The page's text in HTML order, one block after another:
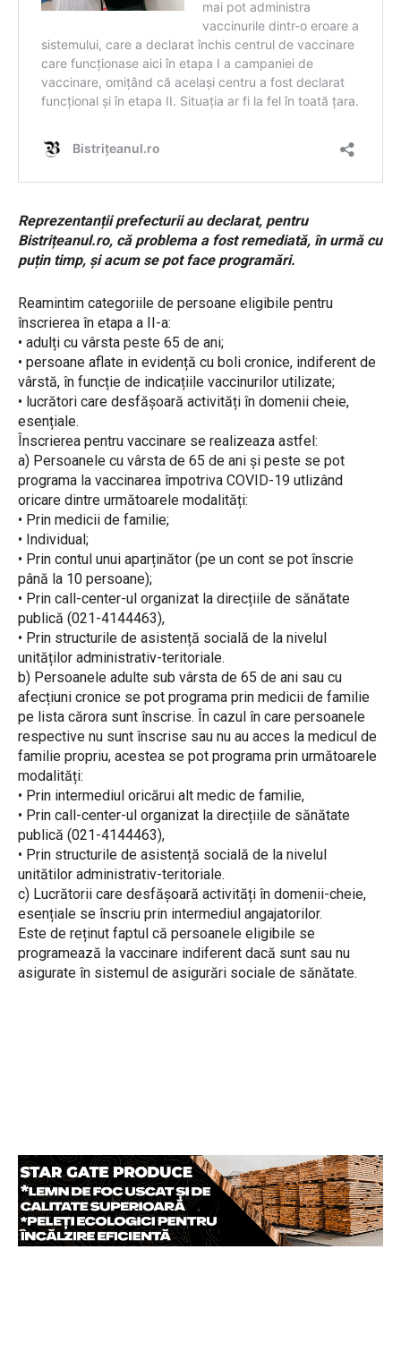
Reprezentanții prefecturii au declarat, pentru
Bistrițeanul.ro, că problema a fost remediată, în urmă cu
puțin timp, și acum se pot face programări.
Reamintim categoriile de persoane eligibile pentru
înscrierea în etapa a II-a:
• adulți cu vârsta peste 65 de ani;
• persoane aflate in evidență cu boli cronice, indiferent de
vârstă, în funcție de indicațiile vaccinurilor utilizate;
• lucrători care desfășoară activități în domenii cheie,
esențiale.
Înscrierea pentru vaccinare se realizeaza astfel:
a) Persoanele cu vârsta de 65 de ani și peste se pot
programa la vaccinarea împotriva COVID-19 utlizând
oricare dintre următoarele modalități:
• Prin medicii de familie;
• Individual;
• Prin contul unui aparținător (pe un cont se pot înscrie
până la 10 persoane);
• Prin call-center-ul organizat la direcțiile de sănătate
publică (021-4144463),
• Prin structurile de asistență socială de la nivelul
unităților administrativ-teritoriale.
b) Persoanele adulte sub vârsta de 65 de ani sau cu
afecțiuni cronice se pot programa prin medicii de familie
pe lista cărora sunt înscrise. În cazul în care persoanele
respective nu sunt înscrise sau nu au acces la medicul de
familie propriu, acestea se pot programa prin următoarele
modalități:
• Prin intermediul oricărui alt medic de familie,
• Prin call-center-ul organizat la direcțiile de sănătate
publică (021-4144463),
• Prin structurile de asistență socială de la nivelul
unitătilor administrativ-teritoriale.
c) Lucrătorii care desfășoară activități în domenii-cheie,
esențiale se înscriu prin intermediul angajatorilor.
Este de reținut faptul că persoanele eligibile se
programează la vaccinare indiferent dacă sunt sau nu
asigurate în sistemul de asigurări sociale de sănătate.